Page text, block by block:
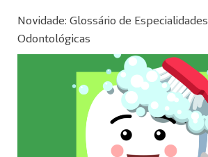
Novidade: Glossário de Especialidades
Odontológicas